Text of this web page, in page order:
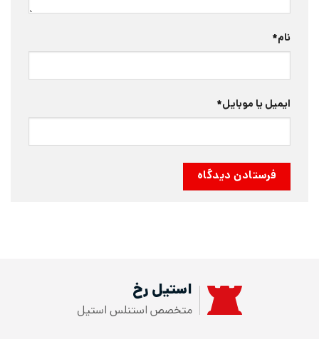
نام*
ایمیل یا موبایل*
استیل رخ
متخصص استنلس استیل